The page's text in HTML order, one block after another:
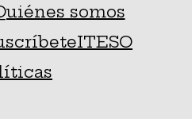
somos
ITESO